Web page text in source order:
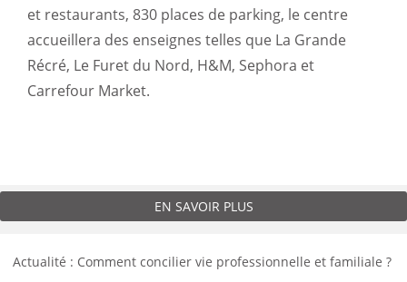
et restaurants, 830 places de parking, le centre
accueillera des enseignes telles que La Grande
Récré, Le Furet du Nord, H&M, Sephora et
Carrefour Market.
EN SAVOIR PLUS
Actualité : Comment concilier vie professionnelle et familiale ?